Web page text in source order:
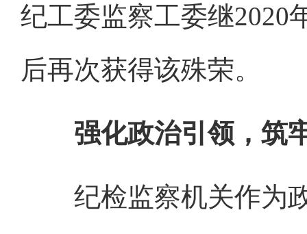
纪工委监察工委继2020
后再次获得该殊荣。
强化政治引领，筑
纪检监察机关作为政